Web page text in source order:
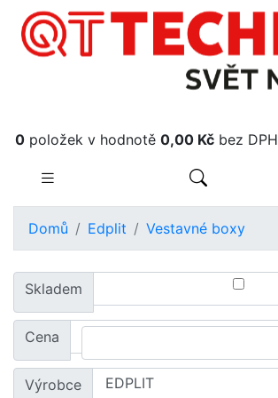
0položek v hodnotě 0,00 Kčbez DPH
Domů Edplit Vestavné boxy
Skladem
Cena
Výrobce